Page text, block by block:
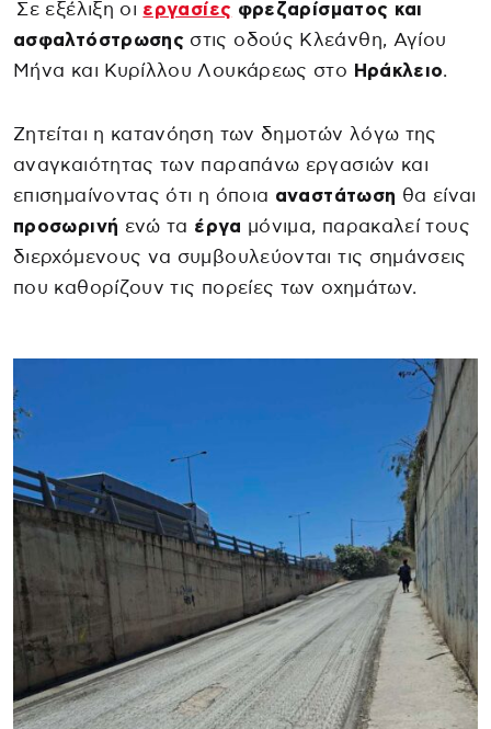
Σε εξέλιξη οι εργασίες φρεζαρίσματος και
ασφαλτόστρωσης στις οδούς Κλεάνθη, Αγίου
Μήνα και Κυρίλλου Λουκάρεως στο Ηράκλειο.
Ζητείται η κατανόηση των δημοτών λόγω της
αναγκαιότητας των παραπάνω εργασιών και
επισημαίνοντας ότι η όποια αναστάτωση θα είναι
προσωρινή ενώ τα έργα μόνιμα, παρακαλεί τους
διερχόμενους να συμβουλεύονται τις σημάνσεις
που καθορίζουν τις πορείες των οχημάτων.